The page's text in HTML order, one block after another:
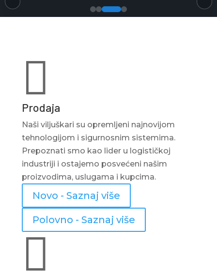

Prodaja
Naši viljuškari su opremljeni najnovijom
tehnologijom i sigurnosnim sistemima.
Prepoznati smo kao lider u logističkoj
industriji i ostajemo posvećeni našim
proizvodima, uslugama i kupcima.
Novo - Saznaj više
Polovno - Saznaj više
